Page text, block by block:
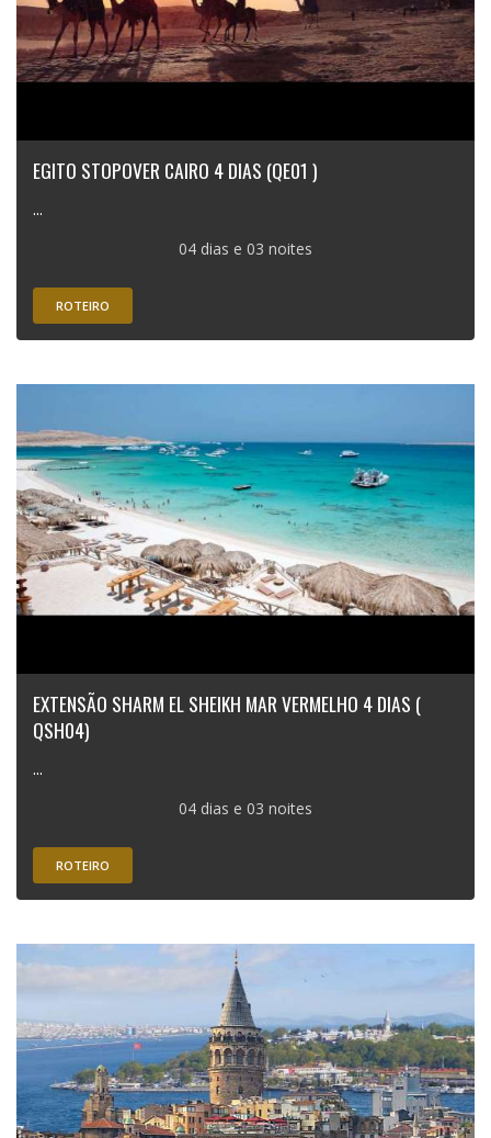
EGITO STOPOVER CAIRO 4 DIAS (QE01 )
...
04 dias e 03 noites
ROTEIRO
EXTENSÃO SHARM EL SHEIKH MAR VERMELHO 4 DIAS (
QSH04)
...
04 dias e 03 noites
ROTEIRO